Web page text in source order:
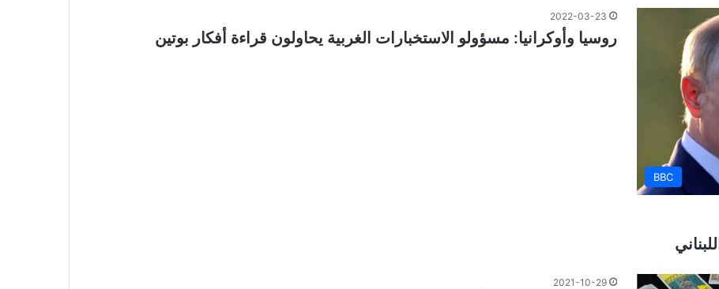
BBC
2022-03-23
روسيا وأوكرانيا: مسؤولو الاستخبارات الغربية يحاولون قراءة أفكار بوتين
2021-10-29